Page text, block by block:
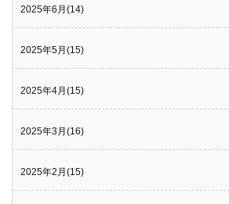
2025年6月(14)
2025年5月(15)
2025年4月(15)
2025年3月(16)
2025年2月(15)